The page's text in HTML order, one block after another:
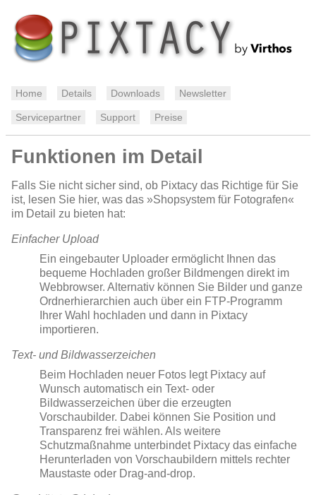
Home Details Downloads Newsletter
Servicepartner Support Preise
Funktionen im Detail
Falls Sie nicht sicher sind, ob Pixtacy das Richtige für Sie
ist, lesen Sie hier, was das »Shopsystem für Fotografen«
im Detail zu bieten hat:
Einfacher Upload
Ein eingebauter Uploader ermöglicht Ihnen das
bequeme Hochladen großer Bildmengen direkt im
Webbrowser. Alternativ können Sie Bilder und ganze
Ordnerhierarchien auch über ein FTP-Programm
Ihrer Wahl hochladen und dann in Pixtacy
importieren.
Text- und Bildwasserzeichen
Beim Hochladen neuer Fotos legt Pixtacy auf
Wunsch automatisch ein Text- oder
Bildwasserzeichen über die erzeugten
Vorschaubilder. Dabei können Sie Position und
Transparenz frei wählen. Als weitere
Schutzmaßnahme unterbindet Pixtacy das einfache
Herunterladen von Vorschaubildern mittels rechter
Maustaste oder Drag-and-drop.